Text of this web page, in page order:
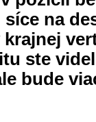
na
ste
bude